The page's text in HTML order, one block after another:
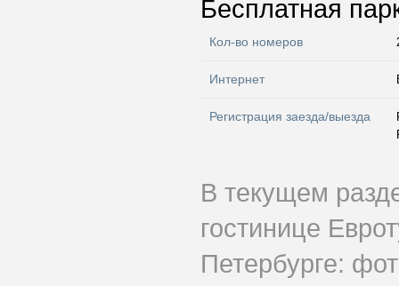
Бесплатная
Кол-во номеров
Интернет
Регистрация заезда/выезда
В текущем
гостинице
Петербурге: